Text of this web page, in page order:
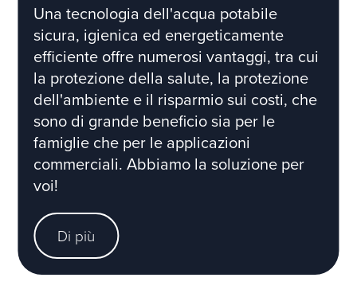
Una tecnologia dell'acqua potabile
sicura, igienica ed energeticamente
efficiente offre numerosi vantaggi, tra cui
la protezione della salute, la protezione
dell'ambiente e il risparmio sui costi, che
sono di grande beneficio sia per le
famiglie che per le applicazioni
commerciali. Abbiamo la soluzione per
voi!
Di più